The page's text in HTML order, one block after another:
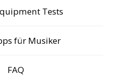
Tests
für Musiker
FAQ